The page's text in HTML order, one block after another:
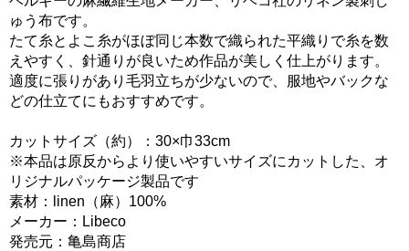
ゅう布です。
たて糸とよこ糸がほぼ同じ本数で織られた平織りで糸を数
えやすく、針通りが良いため作品が美しく仕上がります。
適度に張りがあり毛羽立ちが少ないので、服地やバックな
どの仕立てにもおすすめです。
カットサイズ（約）：30×巾33cm
※本品は原反からより使いやすいサイズにカットした、オ
リジナルパッケージ製品です
素材：linen（麻）100%
メーカー：Libeco
発売元：亀島商店